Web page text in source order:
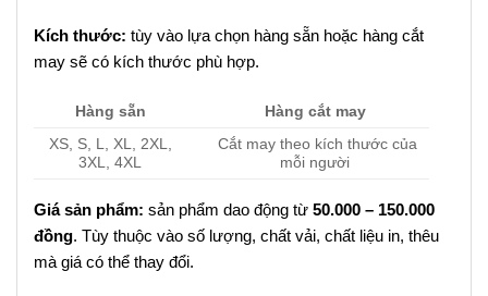
Kích thước: tùy vào lựa chọn hàng sẵn hoặc hàng cắt
may sẽ có kích thước phù hợp.
Hàng sẵn
Hàng cắt may
XS, S, L, XL, 2XL,
3XL, 4XL
Cắt may theo kích thước của
mỗi người
Giá sản phẩm: sản phẩm dao động từ 50.000 – 150.000
đồng. Tùy thuộc vào số lượng, chất vải, chất liệu in, thêu
mà giá có thể thay đổi.